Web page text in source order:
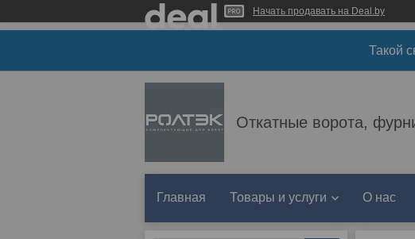
Начать продавать на Deal.by
Такой
Откатные ворота,
Главная Товары и услуги О нас